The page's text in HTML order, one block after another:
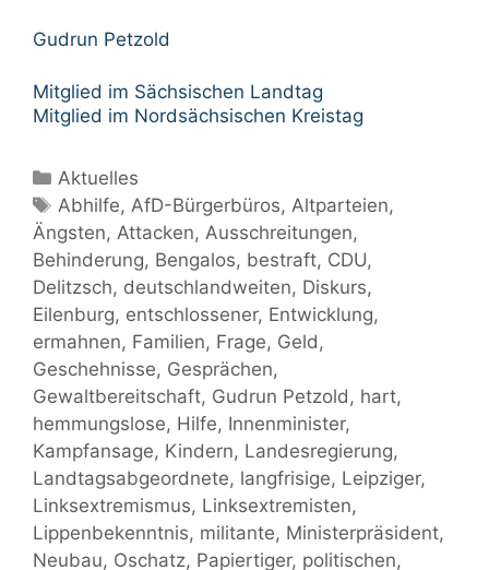
Gudrun Petzold
Mitglied im Sächsischen Landtag
Mitglied im Nordsächsischen Kreistag
Kategorien
Aktuelles
Schlagwörter
Abhilfe, AfD-Bürgerbüros, Altparteien,
Ängsten, Attacken, Ausschreitungen,
Behinderung, Bengalos, bestraft, CDU,
Delitzsch, deutschlandweiten, Diskurs,
Eilenburg, entschlossener, Entwicklung,
ermahnen, Familien, Frage, Geld ,
Geschehnisse, Gesprächen,
Gewaltbereitschaft, Gudrun Petzold , hart,
hemmungslose, Hilfe, Innenminister,
Kampfansage, Kindern, Landesregierung,
Landtagsabgeordnete, langfrisige, Leipziger,
Linksextremismus, Linksextremisten,
Lippenbekenntnis, militante, Ministerpräsident,
Neubau, Oschatz, Papiertiger, politischen,